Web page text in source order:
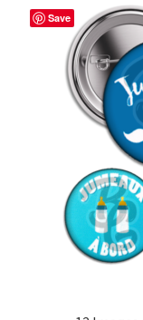
Save